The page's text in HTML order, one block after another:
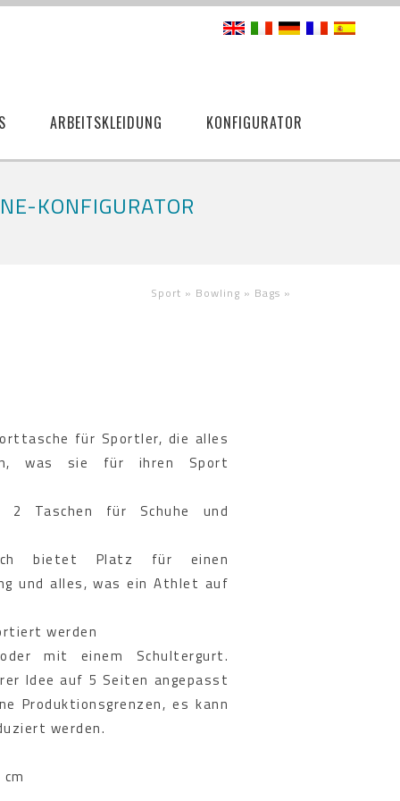
ARBEITSKLEIDUNG KONFIGURATOR
KONFIGURATOR
Sport » Bowling » Bags »
für Sportler, die alles
was sie für ihren Sport
2 Taschen für Schuhe und
bietet Platz für einen
und alles, was ein Athlet auf
werden
mit einem Schultergurt.
Idee auf 5 Seiten angepasst
Produktionsgrenzen, es kann
werden.